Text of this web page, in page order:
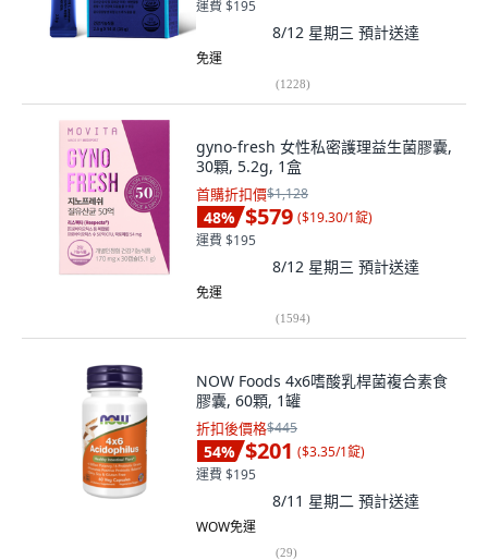
運費 $195
8/12 星期三 預計送達
免運
(1228)
gyno-fresh 女性私密護理益生菌膠囊,
30顆, 5.2g, 1盒
首購折扣價$1,128
48% $579 ($19.30/1錠)
運費 $195
8/12 星期三 預計送達
免運
(1594)
NOW Foods 4x6嗜酸乳桿菌複合素食
膠囊, 60顆, 1罐
折扣後價格$445
54% $201 ($3.35/1錠)
運費 $195
8/11 星期二 預計送達
WOW免運
(29)